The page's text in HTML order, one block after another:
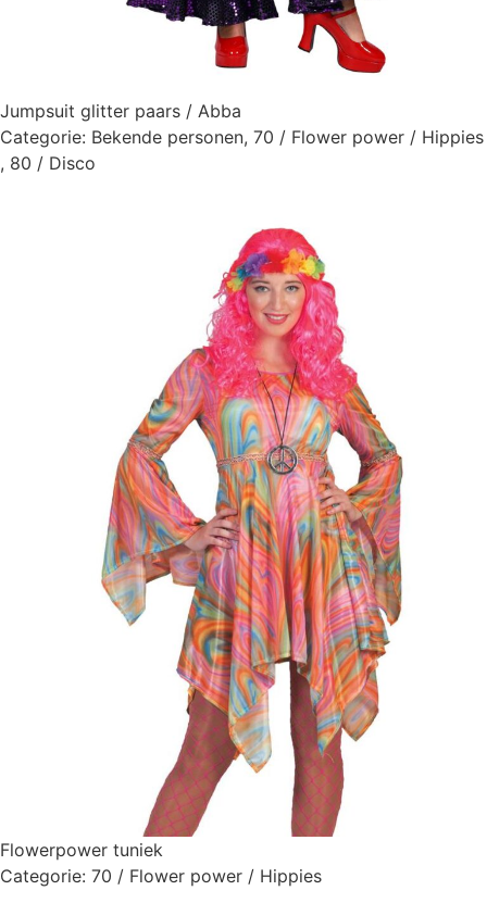
Jumpsuit glitter paars / Abba
Categorie: Bekende personen, 70 / Flower power / Hippies
, 80 / Disco
Flowerpower tuniek
Categorie: 70 / Flower power / Hippies